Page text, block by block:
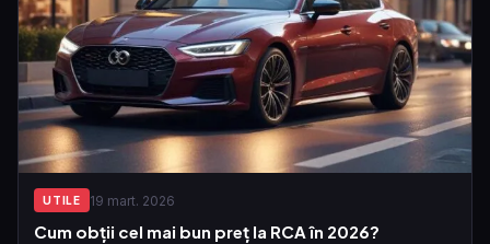
UTILE 19 mart. 2026
Cum obții cel mai bun preț la RCA în 2026?